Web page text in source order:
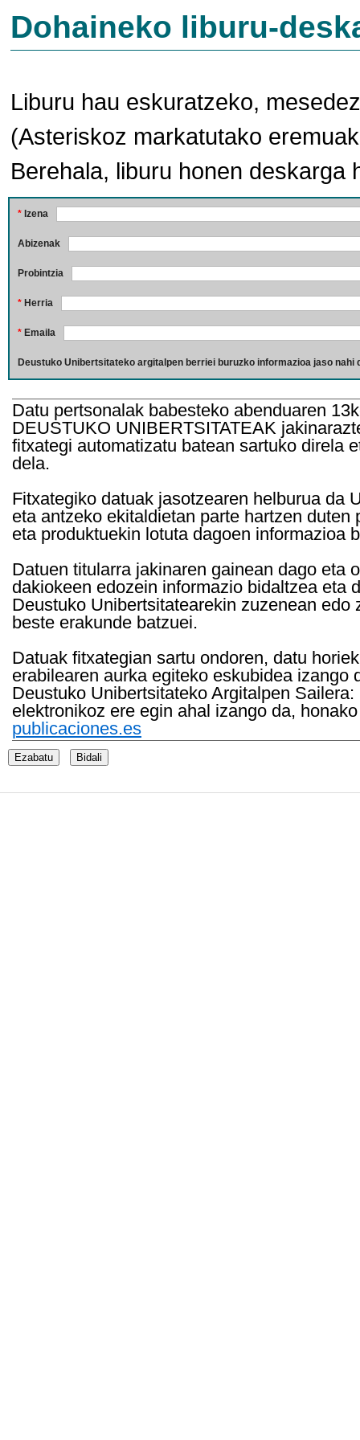
Dohaineko liburu-
Liburu hau eskuratzeko,
(Asteriskoz markatutako
Berehala, liburu honen deskarga
* Izena
Abizenak
Probintzia
* Herria
* Emaila
Deustuko Unibertsitateko argitalpen berriei buruzko informazioa jaso nahi
Datu pertsonalak babesteko abenduaren
DEUSTUKO UNIBERTSITATEAK
fitxategi automatizatu batean sartuko direla
dela.
Fitxategiko datuak jasotzearen helburua da
eta antzeko ekitaldietan parte hartzen
eta produktuekin lotuta dagoen informazioa
Datuen titularra jakinaren gainean dago eta
dakiokeen edozein informazio bidaltzea eta
Deustuko Unibertsitatearekin zuzenean
beste erakunde batzuei.
Datuak fitxategian sartu ondoren, datu
erabilearen aurka egiteko eskubidea
Deustuko Unibertsitateko Argitalpen
elektronikoz ere egin ahal izango da,
publicaciones.es
Ezabatu Bidali